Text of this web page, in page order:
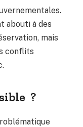
abouti à des
mais
conflits
?